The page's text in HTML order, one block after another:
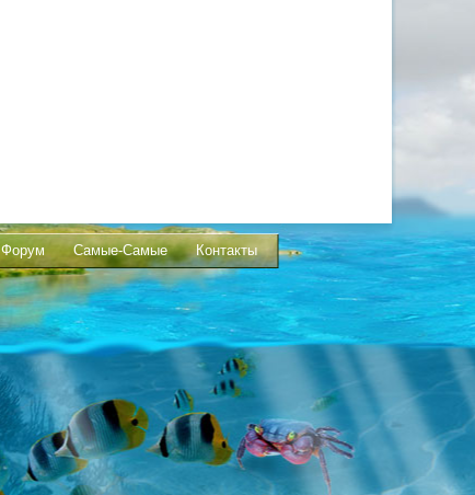
Форум Самые-Самые Контакты